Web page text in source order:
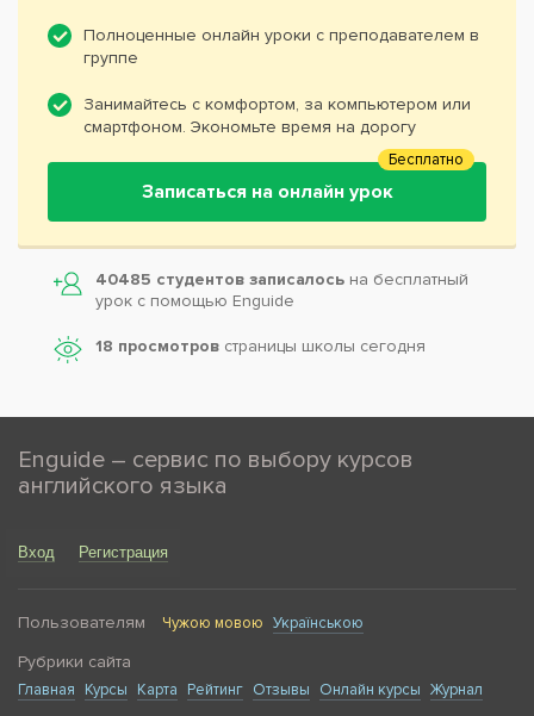
Полноценные онлайн уроки с преподавателем в
группе
Занимайтесь с комфортом, за компьютером или
смартфоном. Экономьте время на дорогу
Записаться на онлайн урок
Бесплатно
40485 студентов записалось на бесплатный
урок с помощью Enguide
18 просмотров страницы школы сегодня
Enguide – сервис по выбору курсов
английского языка
Вход Регистрация
Пользователям Чужою мовою Українською
Рубрики сайта
Главная Курсы Карта Рейтинг Отзывы Онлайн курсы Журнал